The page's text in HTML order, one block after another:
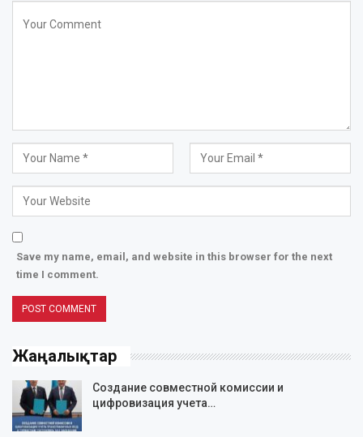
Save my name, email, and website in this browser for the next
time I comment.
Жаңалықтар
Создание совместной комиссии и
цифровизация учета…